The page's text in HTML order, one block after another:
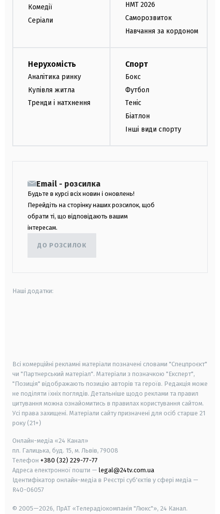
Комедії
Серіали
НМТ 2026
Саморозвиток
Навчання за кордоном
Нерухомість
Аналітика ринку
Купівля житла
Тренди і натхнення
Спорт
Бокс
Футбол
Теніс
Біатлон
Інші види спорту
Email - розсилка
Будьте в курсі всіх новин і оновлень!
Перейдіть на сторінку наших розсилок, щоб
обрати ті, що відповідають вашим
інтересам.
ДО РОЗСИЛОК
Наші додатки:
Всі комерційні рекламні матеріали позначені словами "Спецпроєкт"
чи "Партнерський матеріал". Матеріали з позначкою "Експерт",
"Позиція" відображають позицію авторів та героїв. Редакція може
не поділяти їхніх поглядів. Детальніше щодо реклами та правил
цитування можна ознайомитись в правилах користування сайтом.
Усі права захищені. Матеріали сайту призначені для осіб старше 21
року (21+)
Онлайн-медіа «24 Канал»
пл. Галицька, буд. 15, м. Львів, 79008
Телефон +380 (32) 229-77-77
Адреса електронної пошти — legal@24tv.com.ua
Ідентифікатор онлайн-медіа в Реєстрі суб'єктів у сфері медіа —
R40-06057
© 2005—2026, ПрАТ «Телерадіокомпанія "Люкс"», 24 Канал.